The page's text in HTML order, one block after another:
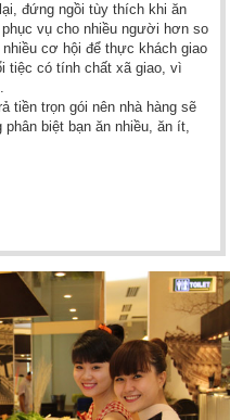
đứng ngồi tùy thích khi ăn
vụ cho nhiều người hơn so
cơ hội để thực khách giao
tiệc có tính chất xã giao, vì
tiền trọn gói nên nhà hàng sẽ
biệt bạn ăn nhiều, ăn ít,